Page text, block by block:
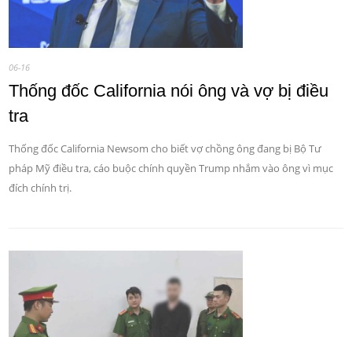
06-16
Thống đốc California nói ông và vợ bị điều
tra
Thống đốc California Newsom cho biết vợ chồng ông đang bị Bộ Tư
pháp Mỹ điều tra, cáo buộc chính quyền Trump nhắm vào ông vì mục
đích chính trị.